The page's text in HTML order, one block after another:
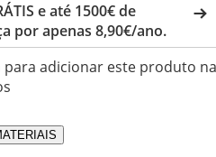
e até 1500€ de
por apenas 8,90€/ano.
para adicionar este produto na